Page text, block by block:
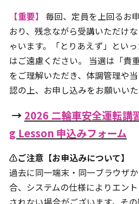
【重要】
毎回、定員を上回るお
おり、残念ながら受講いただけ
ゃいます。「とりあえず」とい
はご遠慮ください。 当選は「貴
をご理解いただき、体調管理や
認の上、お申し込みをお願いいた
→ 2026 二輪車安全運転講
g Lesson 申込みフォーム
⚠️ご注意【お申込みについて】
過去に同一端末・同一ブラウザ
合、システムの仕様によりエン